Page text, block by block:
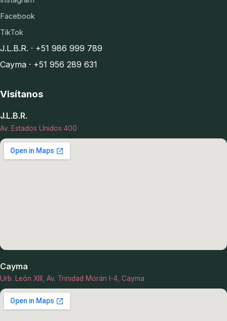
Facebook
TikTok
J.L.B.R. · +51 986 999 789
Cayma · +51 956 289 631
Visítanos
J.L.B.R.
Av. Estados Unidos 400
Cayma
Urb. León XIII, Av. Trinidad Morán I-4, Cayma